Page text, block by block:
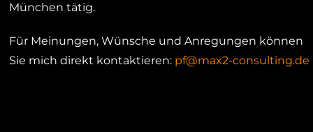
München tätig.
Für Meinungen, Wünsche und Anregungen können
Sie mich direkt kontaktieren: pf@max2-consulting.de